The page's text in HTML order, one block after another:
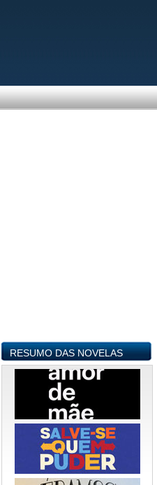
RESUMO DAS NOVELAS